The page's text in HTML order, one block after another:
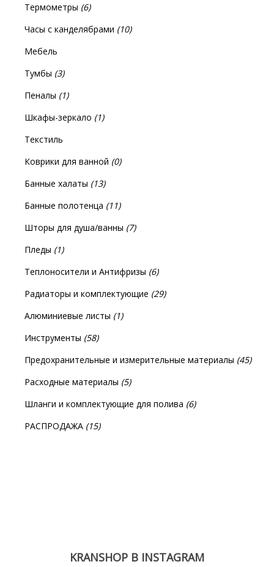
Термометры (6)
Часы с канделябрами (10)
Мебель
Тумбы (3)
Пеналы (1)
Шкафы-зеркало (1)
Текстиль
Коврики для ванной (0)
Банные халаты (13)
Банные полотенца (11)
Шторы для душа/ванны (7)
Пледы (1)
Теплоносители и Антифризы (6)
Радиаторы и комплектующие (29)
Алюминиевые листы (1)
Инструменты (58)
Предохранительные и измерительные материалы (45)
Расходные материалы (5)
Шланги и комплектующие для полива (6)
РАСПРОДАЖА (15)
KRANSHOP В INSTAGRAM